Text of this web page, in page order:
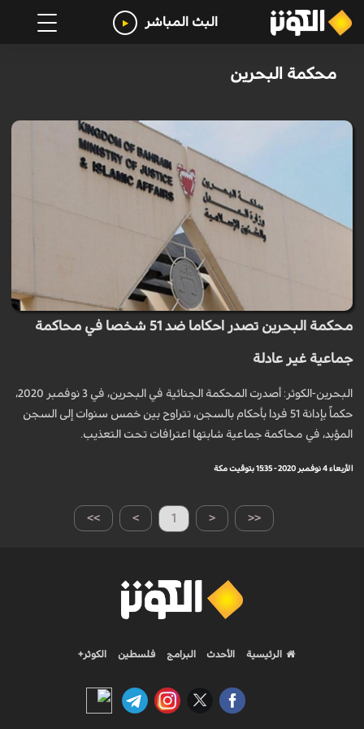
البث المباشر
محكمة البحرين
محكمة البحرين تصدر احكاما ضد 51 شخصا في محاكمة
جماعية غير عادلة
البحرين-الكوثر: أصدرت المحكمة الجنائية في البحرين، في 3 نوفمبر 2020،
حكماً بإدانة 51 فردا بأحكام بالسجن، تتراوح بين خمس سنوات إلى السجن
المؤبد، في محاكمة جماعية شابتها اعترافات تحت التعذيب.
الأربعاء 4 نوفمبر 2020 - 15:35 بتوقيت مكة
>> > 1 < <<
الرئيسية الأحدث البرامج فلسطين الكوثر+